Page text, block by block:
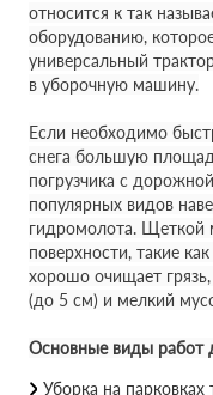
относится к так
оборудованию,
универсальный
в уборочную машину.
Если необходимо
снега большую
погрузчика с
популярных видов
гидромолота. Щеткой
поверхности, такие
хорошо очищает
(до 5 см) и мелкий
Основные виды работ
Уборка на парковках